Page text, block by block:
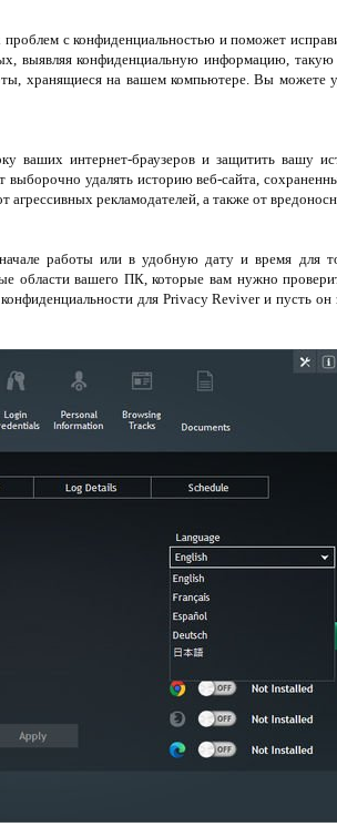
с конфиденциальностью и поможет
выявляя конфиденциальную информацию, такую
хранящиеся на вашем компьютере. Вы можете
ваших интернет-браузеров и защитить вашу
удалять историю веб-сайта,
рекламодателей, а также от
работы или в удобную дату и время для
области вашего ПК, которые вам нужно
для Privacy Reviver и пусть